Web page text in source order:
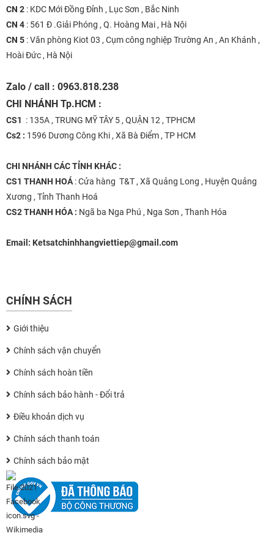
CN 2 : KDC Mới Đồng Đỉnh , Lục Sơn , Bắc Ninh
CN 4 : 561 Đ .Giải Phóng , Q. Hoàng Mai , Hà Nội
CN 5 : Văn phòng Kiot 03 , Cụm công nghiệp Trường An , An Khánh ,
Hoài Đức , Hà Nội
Zalo / call : 0963.818.238
CHI NHÁNH Tp.HCM :
CS1 : 135A , TRUNG MỸ TÂY 5 , QUẬN 12 , TPHCM
Cs2 : 1596 Dương Công Khi , Xã Bà Điểm , TP HCM
CHI NHÁNH CÁC TỈNH KHÁC :
CS1 THANH HOÁ : Cửa hàng T&T , Xã Quảng Long , Huyện Quảng
Xương , Tỉnh Thanh Hoá
CS2 THANH HÓA : Ngã ba Nga Phú , Nga Sơn , Thanh Hóa
Email: Ketsatchinhhangviettiep@gmail.com
CHÍNH SÁCH
Giới thiệu
Chính sách vận chuyển
Chính sách hoàn tiền
Chính sách bảo hành - Đổi trả
Điều khoản dịch vụ
Chính sách thanh toán
Chính sách bảo mật